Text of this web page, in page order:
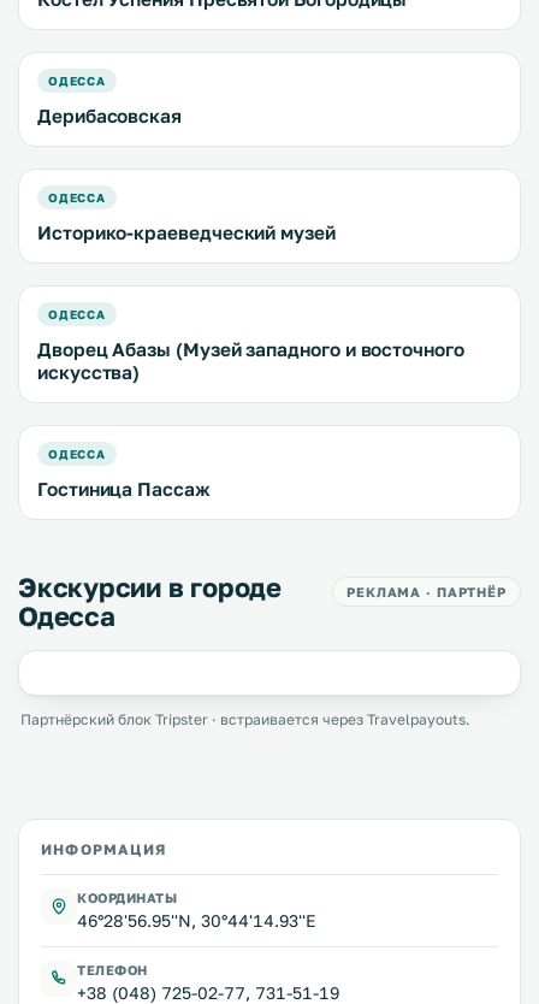
ОДЕССА
Дерибасовская
ОДЕССА
Историко-краеведческий музей
ОДЕССА
Дворец Абазы (Музей западного и восточного
искусства)
ОДЕССА
Гостиница Пассаж
Экскурсии в городе
Одесса
РЕКЛАМА · ПАРТНЁР
Партнёрский блок Tripster · встраивается через Travelpayouts.
ИНФОРМАЦИЯ
КООРДИНАТЫ
46°28'56.95''N, 30°44'14.93''E
ТЕЛЕФОН
+38 (048) 725-02-77, 731-51-19